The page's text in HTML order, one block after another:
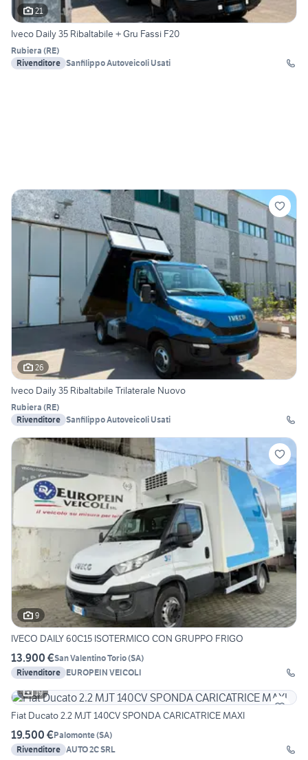
21
Iveco Daily 35 Ribaltabile + Gru Fassi F20
Rubiera (RE)
Rivenditore Sanfilippo Autoveicoli Usati
26
Iveco Daily 35 Ribaltabile Trilaterale Nuovo
Rubiera (RE)
Rivenditore Sanfilippo Autoveicoli Usati
9
IVECO DAILY 60C15 ISOTERMICO CON GRUPPO FRIGO
13.900 €San Valentino Torio(SA)
Rivenditore EUROPEIN VEICOLI
19
Fiat Ducato 2.2 MJT 140CV SPONDA CARICATRICE MAXI
19.500 €Palomonte(SA)
Rivenditore AUTO 2C SRL